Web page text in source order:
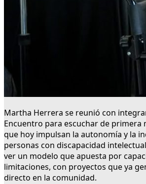
Martha Herrera se reunió con
Encuentro para escuchar de primera
que hoy impulsan la autonomía y la
personas con discapacidad
ver un modelo que apuesta por
limitaciones, con proyectos que ya
directo en la comunidad.